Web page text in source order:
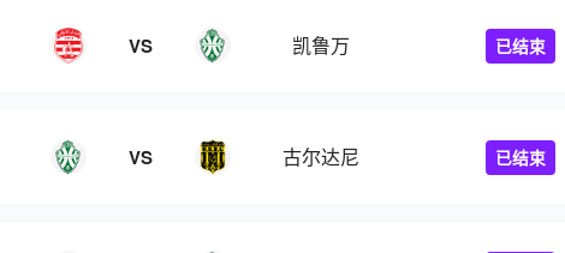
VS 凯鲁万 已结束
VS 古尔达尼 已结束